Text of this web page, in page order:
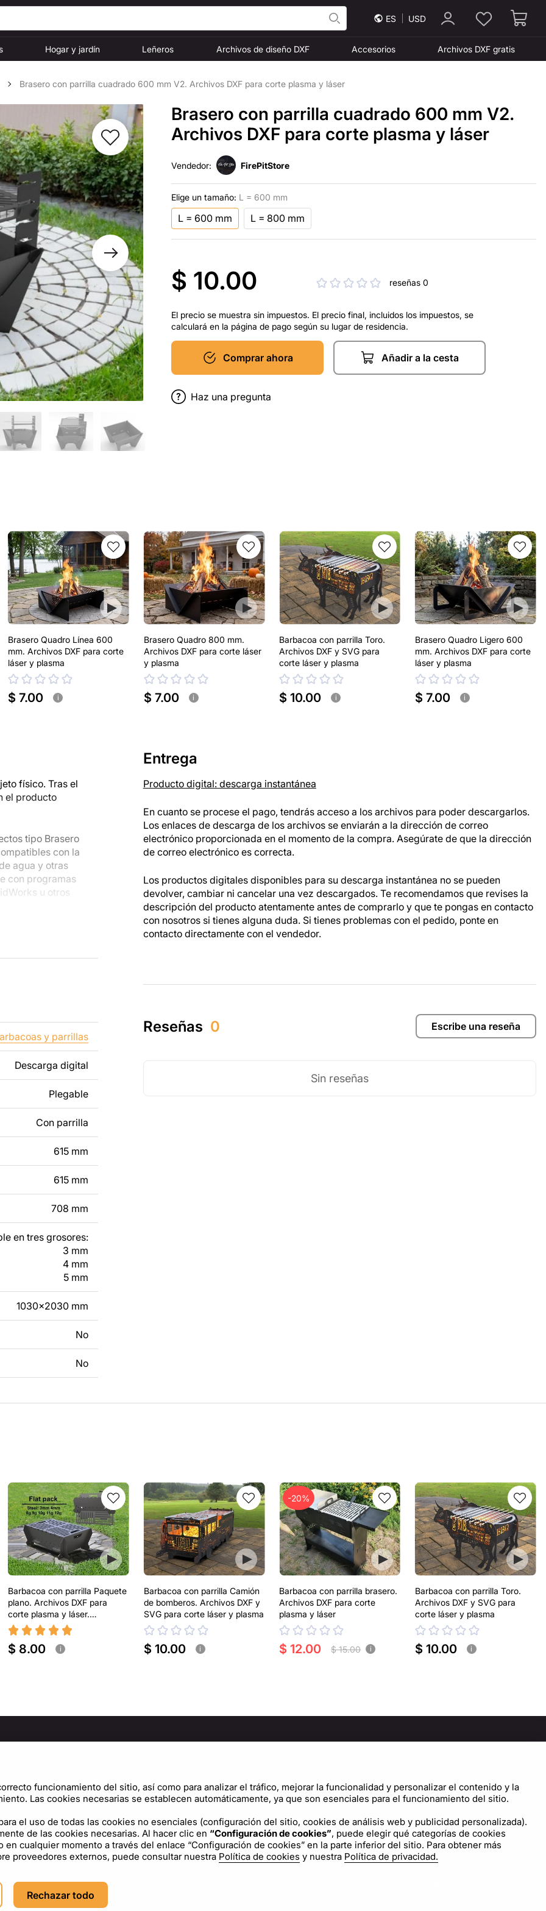
ES USD
Hogar y jardín Leñeros Archivos de diseño DXF Accesorios Archivos DXF gratis
Brasero con parrilla cuadrado 600 mm V2. Archivos DXF para corte plasma y láser
Brasero con parrilla cuadrado 600 mm V2.
Archivos DXF para corte plasma y láser
Vendedor: FirePitStore
Elige un tamaño: L = 600 mm
L = 600 mm L = 800 mm
$ 10.00 reseñas 0
El precio se muestra sin impuestos. El precio final, incluidos los impuestos, se
calculará en la página de pago según su lugar de residencia.
Comprar ahora Añadir a la cesta
Haz una pregunta
Brasero Quadro Línea 600
mm. Archivos DXF para corte
láser y plasma
$ 7.00 i
Brasero Quadro 800 mm.
Archivos DXF para corte láser
y plasma
$ 7.00 i
Barbacoa con parrilla Toro.
Archivos DXF y SVG para
corte láser y plasma
$ 10.00 i
Brasero Quadro Ligero 600
mm. Archivos DXF para corte
láser y plasma
$ 7.00 i
físico. Tras el
el producto
tipo Brasero
con la
agua y otras
con programas
u otros
mientras trabajas
tanto para un uso
texto,
para que se adapte
un producto de
con nosotros en
y parrillas
Descarga digital
Plegable
Con parrilla
615 mm
615 mm
708 mm
en tres grosores:
3 mm
4 mm
5 mm
1030x2030 mm
No
No
Entrega
Producto digital: descarga instantánea
En cuanto se procese el pago, tendrás acceso a los archivos para poder descargarlos.
Los enlaces de descarga de los archivos se enviarán a la dirección de correo
electrónico proporcionada en el momento de la compra. Asegúrate de que la dirección
de correo electrónico es correcta.
Los productos digitales disponibles para su descarga instantánea no se pueden
devolver, cambiar ni cancelar una vez descargados. Te recomendamos que revises la
descripción del producto atentamente antes de comprarlo y que te pongas en contacto
con nosotros si tienes alguna duda. Si tienes problemas con el pedido, ponte en
contacto directamente con el vendedor.
Reseñas 0 Escribe una reseña
Sin reseñas
Barbacoa con parrilla Paquete
plano. Archivos DXF para
corte plasma y láser.
Barbacoa para camping
$ 8.00 i
Barbacoa con parrilla Camión
de bomberos. Archivos DXF y
SVG para corte láser y plasma
$ 10.00 i
-20%
Barbacoa con parrilla brasero.
Archivos DXF para corte
plasma y láser
$ 12.00 $ 15.00 i
Barbacoa con parrilla Toro.
Archivos DXF y SVG para
corte láser y plasma
$ 10.00 i
Términos de uso
Política de cookies
Acuerdo de licencia
Configuración de cookies
¡CONTÁCTANOS!
Escríbenos
ES
funcionamiento del sitio, así como para analizar el tráfico, mejorar la funcionalidad y personalizar el contenido y la
Las cookies necesarias se establecen automáticamente, ya que son esenciales para el funcionamiento del sitio.
el uso de todas las cookies no esenciales (configuración del sitio, cookies de análisis web y publicidad personalizada).
de las cookies necesarias. Al hacer clic en “Configuración de cookies”, puede elegir qué categorías de cookies
cualquier momento a través del enlace “Configuración de cookies” en la parte inferior del sitio. Para obtener más
proveedores externos, puede consultar nuestra Política de cookies y nuestra Política de privacidad.
Rechazar todo